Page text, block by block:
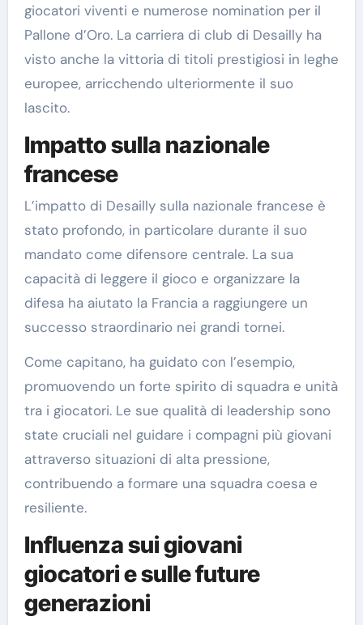
giocatori viventi e numerose nomination per il
Pallone d’Oro. La carriera di club di Desailly ha
visto anche la vittoria di titoli prestigiosi in leghe
europee, arricchendo ulteriormente il suo
lascito.
Impatto sulla nazionale
francese
L’impatto di Desailly sulla nazionale francese è
stato profondo, in particolare durante il suo
mandato come difensore centrale. La sua
capacità di leggere il gioco e organizzare la
difesa ha aiutato la Francia a raggiungere un
successo straordinario nei grandi tornei.
Come capitano, ha guidato con l’esempio,
promuovendo un forte spirito di squadra e unità
tra i giocatori. Le sue qualità di leadership sono
state cruciali nel guidare i compagni più giovani
attraverso situazioni di alta pressione,
contribuendo a formare una squadra coesa e
resiliente.
Influenza sui giovani
giocatori e sulle future
generazioni